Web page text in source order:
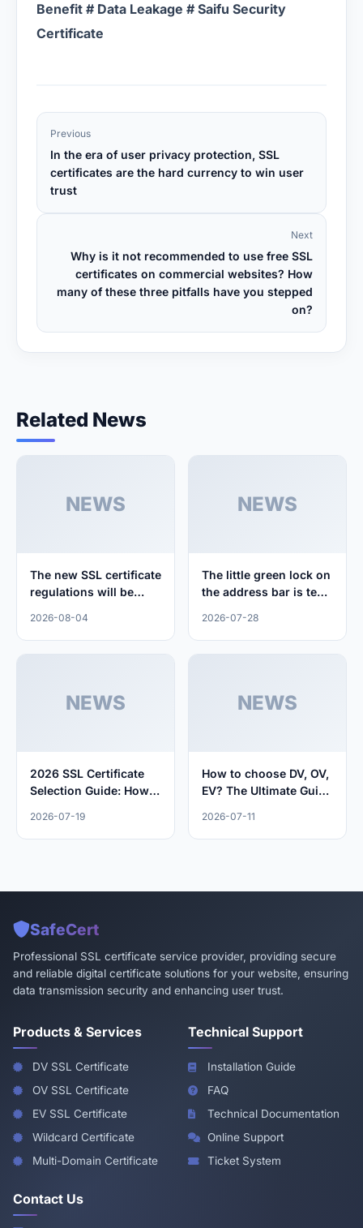
Benefit # Data Leakage # Saifu Security
Certificate
Previous
In the era of user privacy protection, SSL
certificates are the hard currency to win user
trust
Next
Why is it not recommended to use free SSL
certificates on commercial websites? How
many of these three pitfalls have you stepped
on?
Related News
NEWS
The new SSL certificate
regulations will be
manual management is
dead, automation is
2026-08-04
NEWS
The little green lock on
the address bar is ten
important than you
imagine
2026-07-28
NEWS
2026 SSL Certificate
Selection Guide: How
2026-07-19
NEWS
How to choose DV, OV,
EV? The Ultimate Guide
Selection in 2026
2026-07-11
SafeCert
Professional SSL certificate service provider, providing secure
and reliable digital certificate solutions for your website, ensuring
data transmission security and enhancing user trust.
Products & Services
DV SSL Certificate
OV SSL Certificate
EV SSL Certificate
Wildcard Certificate
Multi-Domain Certificate
Technical Support
Installation Guide
FAQ
Technical Documentation
Online Support
Ticket System
Contact Us